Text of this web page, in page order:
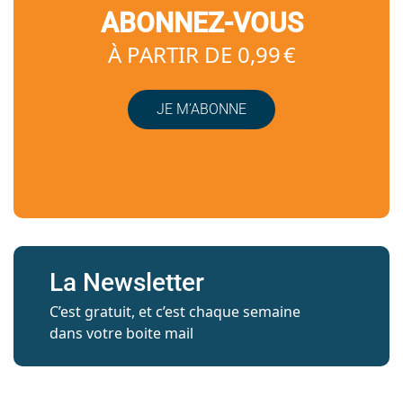
ABONNEZ-VOUS
À PARTIR DE 0,99 €
JE M’ABONNE
La Newsletter
C’est gratuit, et c’est chaque semaine
dans votre boite mail